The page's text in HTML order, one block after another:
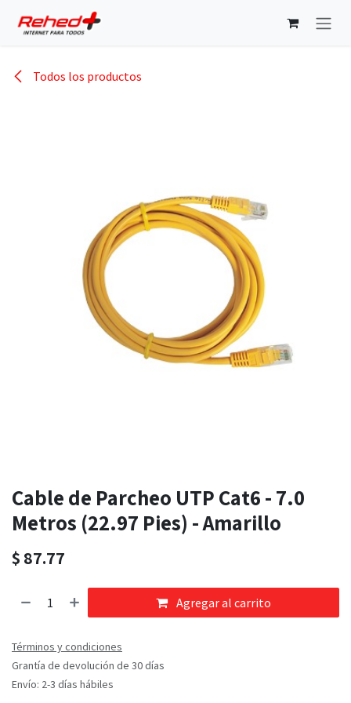
Todos los productos
Cable de Parcheo UTP Cat6 - 7.0
Metros (22.97 Pies) - Amarillo
$ 87.77
Agregar al carrito
Términos y condiciones
Grantía de devolución de 30 días
Envío: 2-3 días hábiles